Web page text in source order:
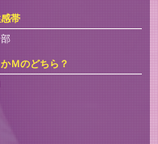
帯
Ｍのどちら？